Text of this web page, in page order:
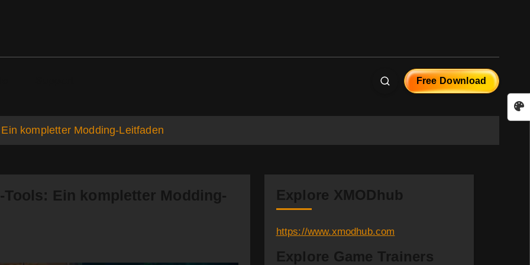
Free Download
kompletter Modding-Leitfaden
Ein kompletter Modding-
Explore XMODhub
https://www.xmodhub.com
Explore Game Trainers